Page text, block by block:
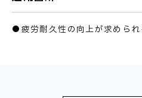
●疲労耐久性の向上が求めら